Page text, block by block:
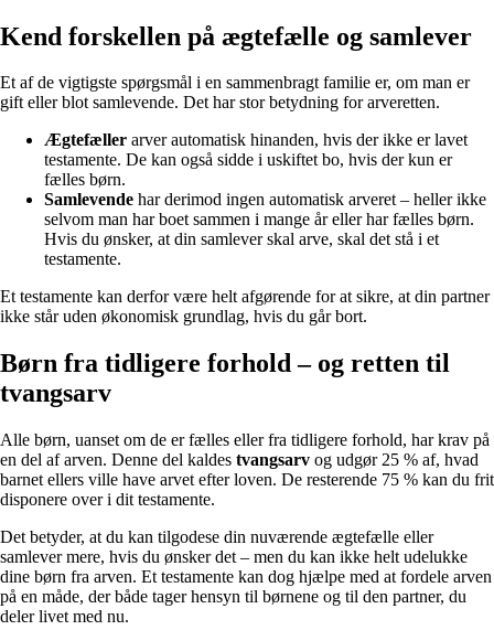
Kend forskellen på ægtefælle og samlever
Et af de vigtigste spørgsmål i en sammenbragt familie er, om man er
gift eller blot samlevende. Det har stor betydning for arveretten.
Ægtefæller arver automatisk hinanden, hvis der ikke er lavet
testamente. De kan også sidde i uskiftet bo, hvis der kun er
fælles børn.
Samlevende har derimod ingen automatisk arveret – heller ikke
selvom man har boet sammen i mange år eller har fælles børn.
Hvis du ønsker, at din samlever skal arve, skal det stå i et
testamente.
Et testamente kan derfor være helt afgørende for at sikre, at din partner
ikke står uden økonomisk grundlag, hvis du går bort.
Børn fra tidligere forhold – og retten til
tvangsarv
Alle børn, uanset om de er fælles eller fra tidligere forhold, har krav på
en del af arven. Denne del kaldes tvangsarv og udgør 25 % af, hvad
barnet ellers ville have arvet efter loven. De resterende 75 % kan du frit
disponere over i dit testamente.
Det betyder, at du kan tilgodese din nuværende ægtefælle eller
samlever mere, hvis du ønsker det – men du kan ikke helt udelukke
dine børn fra arven. Et testamente kan dog hjælpe med at fordele arven
på en måde, der både tager hensyn til børnene og til den partner, du
deler livet med nu.